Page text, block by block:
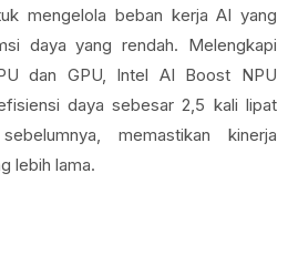
mengelola beban kerja AI yang
daya yang rendah. Melengkapi
dan GPU, Intel AI Boost NPU
daya sebesar 2,5 kali lipat
memastikan kinerja
lebih lama.